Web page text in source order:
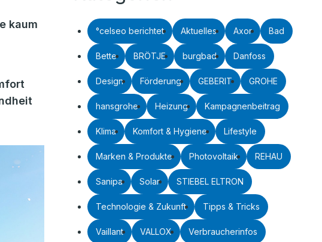
kaum
°celseo berichtet Aktuelles Axor Bad
Bette BRÖTJE burgbad Danfoss
Design Förderung GEBERIT GROHE
hansgrohe Heizung Kampagnenbeitrag
Klima Komfort & Hygiene Lifestyle
Marken & Produkte Photovoltaik REHAU
Sanipa Solar STIEBEL ELTRON
Technologie & Zukunft Tipps & Tricks
Vaillant VALLOX Verbraucherinfos